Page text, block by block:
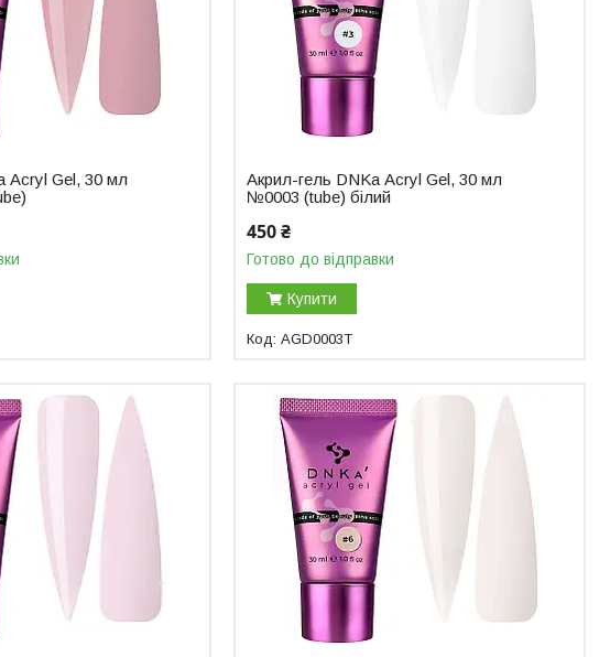
Аcryl Gel, 30 мл
Акрил-гель DNKa Аcryl Gel, 30 мл
№0003 (tube) білий
450 ₴
Готово до відправки
Купити
AGD0003T